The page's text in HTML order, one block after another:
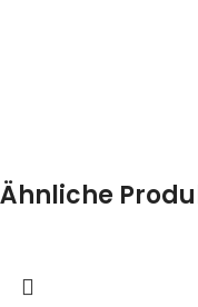
Ähnliche